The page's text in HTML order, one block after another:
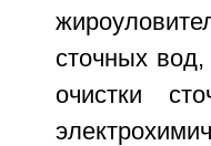
сточных
очистки